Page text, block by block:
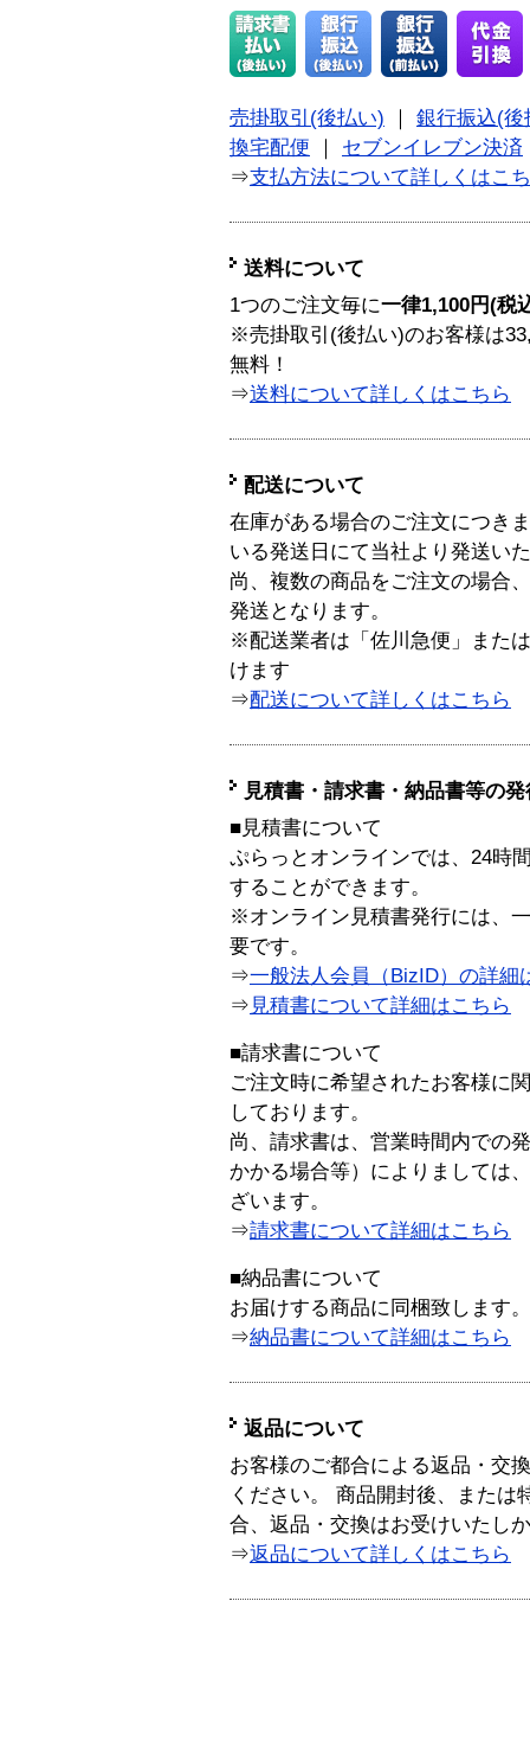
売掛取引(後払い) ｜ 銀行振込(後
換宅配便 ｜ セブンイレブン決済
⇒支払方法について詳しくはこ
送料について
1つのご注文毎に一律1,100円(税
※売掛取引(後払い)のお客様は
無料！
⇒送料について詳しくはこちら
配送について
在庫がある場合のご注文につき
いる発送日にて当社より発送い
尚、複数の商品をご注文の場合
発送となります。
※配送業者は「佐川急便」また
けます
⇒配送について詳しくはこちら
見積書・請求書・納品書等の
■見積書について
ぷらっとオンラインでは、24時
することができます。
※オンライン見積書発行には、
要です。
⇒一般法人会員（BizID）の詳細
⇒ 見積書について詳細はこちら
■請求書について
ご注文時に希望されたお客様に
しております。
尚、請求書は、営業時間内での
かかる場合等）によりましては
ざいます。
⇒請求書について詳細はこちら
■納品書について
お届けする商品に同梱致します。
⇒納品書について詳細はこちら
返品について
お客様のご都合による返品・交
ください。 商品開封後、または
合、返品・交換はお受けいたし
⇒返品について詳しくはこちら